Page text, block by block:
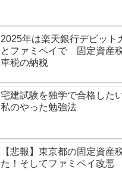
2025年は楽天銀行デビット
とファミペイで 固定資産
車税の納税
宅建試験を独学で合格した
私のやった勉強法
【悲報】東京都の固定資産
た！そしてファミペイ改悪